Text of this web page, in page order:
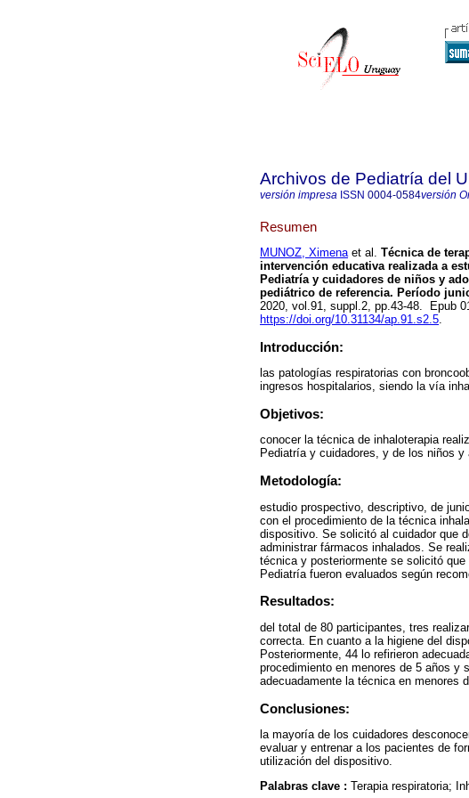
Archivos de Pediatría del
versión impresa ISSN 0004-0584versión
Resumen
MUNOZ, Ximenaet al. Técnica de
intervención educativa realizada a
Pediatría y cuidadores de niños y
pediátrico de referencia. Período
2020, vol.91, suppl.2, pp.43-48. Epub
https://doi.org/10.31134/ap.91.s2.5.
Introducción:
las patologías respiratorias con
ingresos hospitalarios, siendo la vía
Objetivos:
conocer la técnica de inhaloterapia
Pediatría y cuidadores, y de los niños
Metodología:
estudio prospectivo, descriptivo, de
con el procedimiento de la técnica
dispositivo. Se solicitó al cuidador que
administrar fármacos inhalados. Se
técnica y posteriormente se solicitó
Pediatría fueron evaluados según
Resultados:
del total de 80 participantes, tres
correcta. En cuanto a la higiene del
Posteriormente, 44 lo refirieron
procedimiento en menores de 5 años y
adecuadamente la técnica en menores
Conclusiones:
la mayoría de los cuidadores
evaluar y entrenar a los pacientes de
utilización del dispositivo.
Palabras clave : Terapia respiratoria;